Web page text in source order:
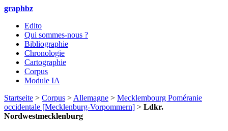
graphbz
Edito
Qui sommes-nous ?
Bibliographie
Chronologie
Cartographie
Corpus
Module IA
Startseite > Corpus > Allemagne > Mecklembourg Poméranie
occidentale [Mecklenburg-Vorpommern] > Ldkr.
Nordwestmecklenburg